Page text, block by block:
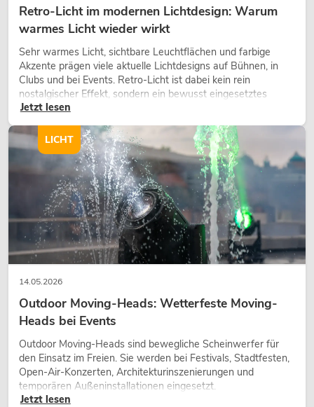
Retro-Licht im modernen Lichtdesign: Warum
warmes Licht wieder wirkt
Sehr warmes Licht, sichtbare Leuchtflächen und farbige
Akzente prägen viele aktuelle Lichtdesigns auf Bühnen, in
Clubs und bei Events. Retro-Licht ist dabei kein rein
nostalgischer Effekt, sondern ein bewusst eingesetztes
Gestaltungsmittel: Es schafft Atmosphäre, gibt Szenen
wirken lassen.
Jetzt lesen
14.05.2026
Outdoor Moving-Heads: Wetterfeste Moving-
Heads bei Events
Outdoor Moving-Heads sind bewegliche Scheinwerfer für
den Einsatz im Freien. Sie werden bei Festivals, Stadtfesten,
Open-Air-Konzerten, Architekturinszenierungen und
temporären Außeninstallationen eingesetzt.
Jetzt lesen
LICHT